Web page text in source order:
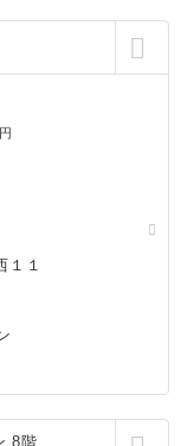
１１
8階